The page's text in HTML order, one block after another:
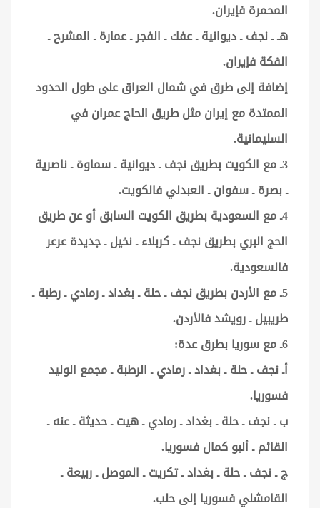
المحمرة فإيران.
هـ ـ نجف ـ ديوانية ـ عفك ـ الفجر ـ عمارة ـ المشرح ـ
الفكة فإيران.
إضافة إلى طرق في شمال العراق على طول الحدود
الممتدة مع إيران مثل طريق الحاج عمران في
السليمانية.
3ـ مع الكويت بطريق نجف ـ ديوانية ـ سماوة ـ ناصرية
ـ بصرة ـ سفوان ـ العبدلي فالكويت.
4ـ مع السعودية بطريق الكويت السابق أو عن طريق
الحج البري بطريق نجف ـ كربلاء ـ نخيل ـ جديدة عرعر
فالسعودية.
5ـ مع الأردن بطريق نجف ـ حلة ـ بغداد ـ رمادي ـ رطبة ـ
طريبيل ـ رويشد فالأردن.
6ـ مع سوريا بطرق عدة:
أـ نجف ـ حلة ـ بغداد ـ رمادي ـ الرطبة ـ مجمع الوليد
فسوريا.
ب ـ نجف ـ حلة ـ بغداد ـ رمادي ـ هيت ـ حديثة ـ عنه ـ
القائم ـ ألبو كمال فسوريا.
ج ـ نجف ـ حلة ـ بغداد ـ تكريت ـ الموصل ـ ربيعة ـ
القامشلي فسوريا إلى حلب.